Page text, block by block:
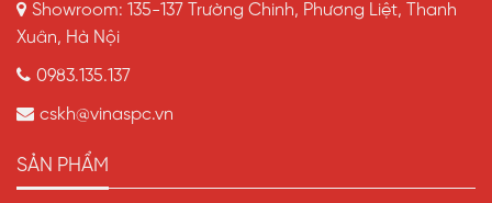
Showroom: 135-137 Trường Chinh, Phương Liệt, Thanh
Xuân, Hà Nội
0983.135.137
cskh@vinaspc.vn
SẢN PHẨM